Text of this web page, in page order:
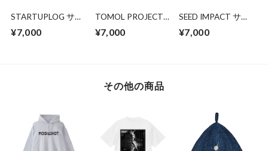
STARTUPLOG サウ
記し、次の一歩へ
¥7,000
TOMOL PROJECT
日へとつながる、一
¥7,000
SEED IMPACT サウ
種を育てる、静かな
¥7,000
その他の商品